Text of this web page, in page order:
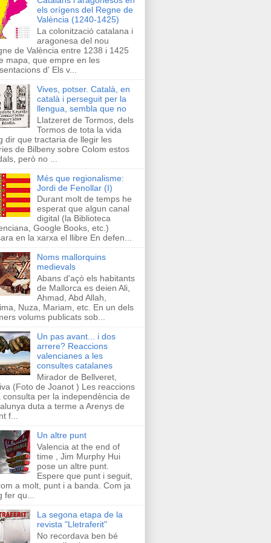
els orígens del Regne de
València (1240-1425)
La colonització catalana i
aragonesa del nou
de València entre 1238 i 1425
mapa, que empre en les
d' Els v...
Vives, potser. Català, en
català i perseguit per la
llengua, sembla que no
Llatzeret de Tormos, dels
Tormos de tota la vida
dir que tractaria de llegir les
de Bilbeny sobre Colom estos
però no ...
Més que regionalisme:
Jordi de Fenollar (I)
Durant molt de temps he
esperat que algun canal
digital (la Biblioteca
Google Books, etc.)
en la xarxa el llibre En defen...
Noms mallorquins
medievals
Abans d'açò els habitants
de Mallorca es deien Ali,
Ahmad, Abd Allah,
Nuza, Mariam, etc. En un dels
volums publicats sob...
Un pas avant... i dos
arrere? Reaccions
valencianes a les
consultes catalanes
Mirador de Bellveret,
(Foto de Joanot ) Les reaccions
consulta per la independència de
duta a terme a Arenys de
f...
Un altre punt
Valencia at the end of
time , Jim Murphy Hui
pose un altre punt.
Espere que punt i seguit,
a molt, punt i a banda. Com ja
fer qu...
La segona etapa de la
revista "Lletraferit"
No recordava ben bé